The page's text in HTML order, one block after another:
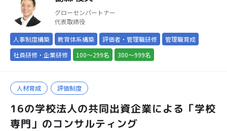
グローセンパートナー
代表取締役
人事制度構築 教育体系構築 評価者・管理職研修
管理職育成
社員研修・企業研修
100～299名 300～999名
人材育成 評価制度
16の学校法人の共同出資企業による「学校
専門」のコンサルティング